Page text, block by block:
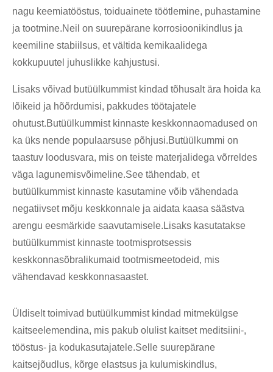
nagu keemiatööstus, toiduainete töötlemine, puhastamine
ja tootmine.Neil on suurepärane korrosioonikindlus ja
keemiline stabiilsus, et vältida kemikaalidega
kokkupuutel juhuslikke kahjustusi.
Lisaks võivad butüülkummist kindad tõhusalt ära hoida ka
lõikeid ja hõõrdumisi, pakkudes töötajatele
ohutust.Butüülkummist kinnaste keskkonnaomadused on
ka üks nende populaarsuse põhjusi.Butüülkummi on
taastuv loodusvara, mis on teiste materjalidega võrreldes
väga lagunemisvõimeline.See tähendab, et
butüülkummist kinnaste kasutamine võib vähendada
negatiivset mõju keskkonnale ja aidata kaasa säästva
arengu eesmärkide saavutamisele.Lisaks kasutatakse
butüülkummist kinnaste tootmisprotsessis
keskkonnasõbralikumaid tootmismeetodeid, mis
vähendavad keskkonnasaastet.
Üldiselt toimivad butüülkummist kindad mitmekülgse
kaitseelemendina, mis pakub olulist kaitset meditsiini-,
tööstus- ja kodukasutajatele.Selle suurepärane
kaitsejõudlus, kõrge elastsus ja kulumiskindlus,